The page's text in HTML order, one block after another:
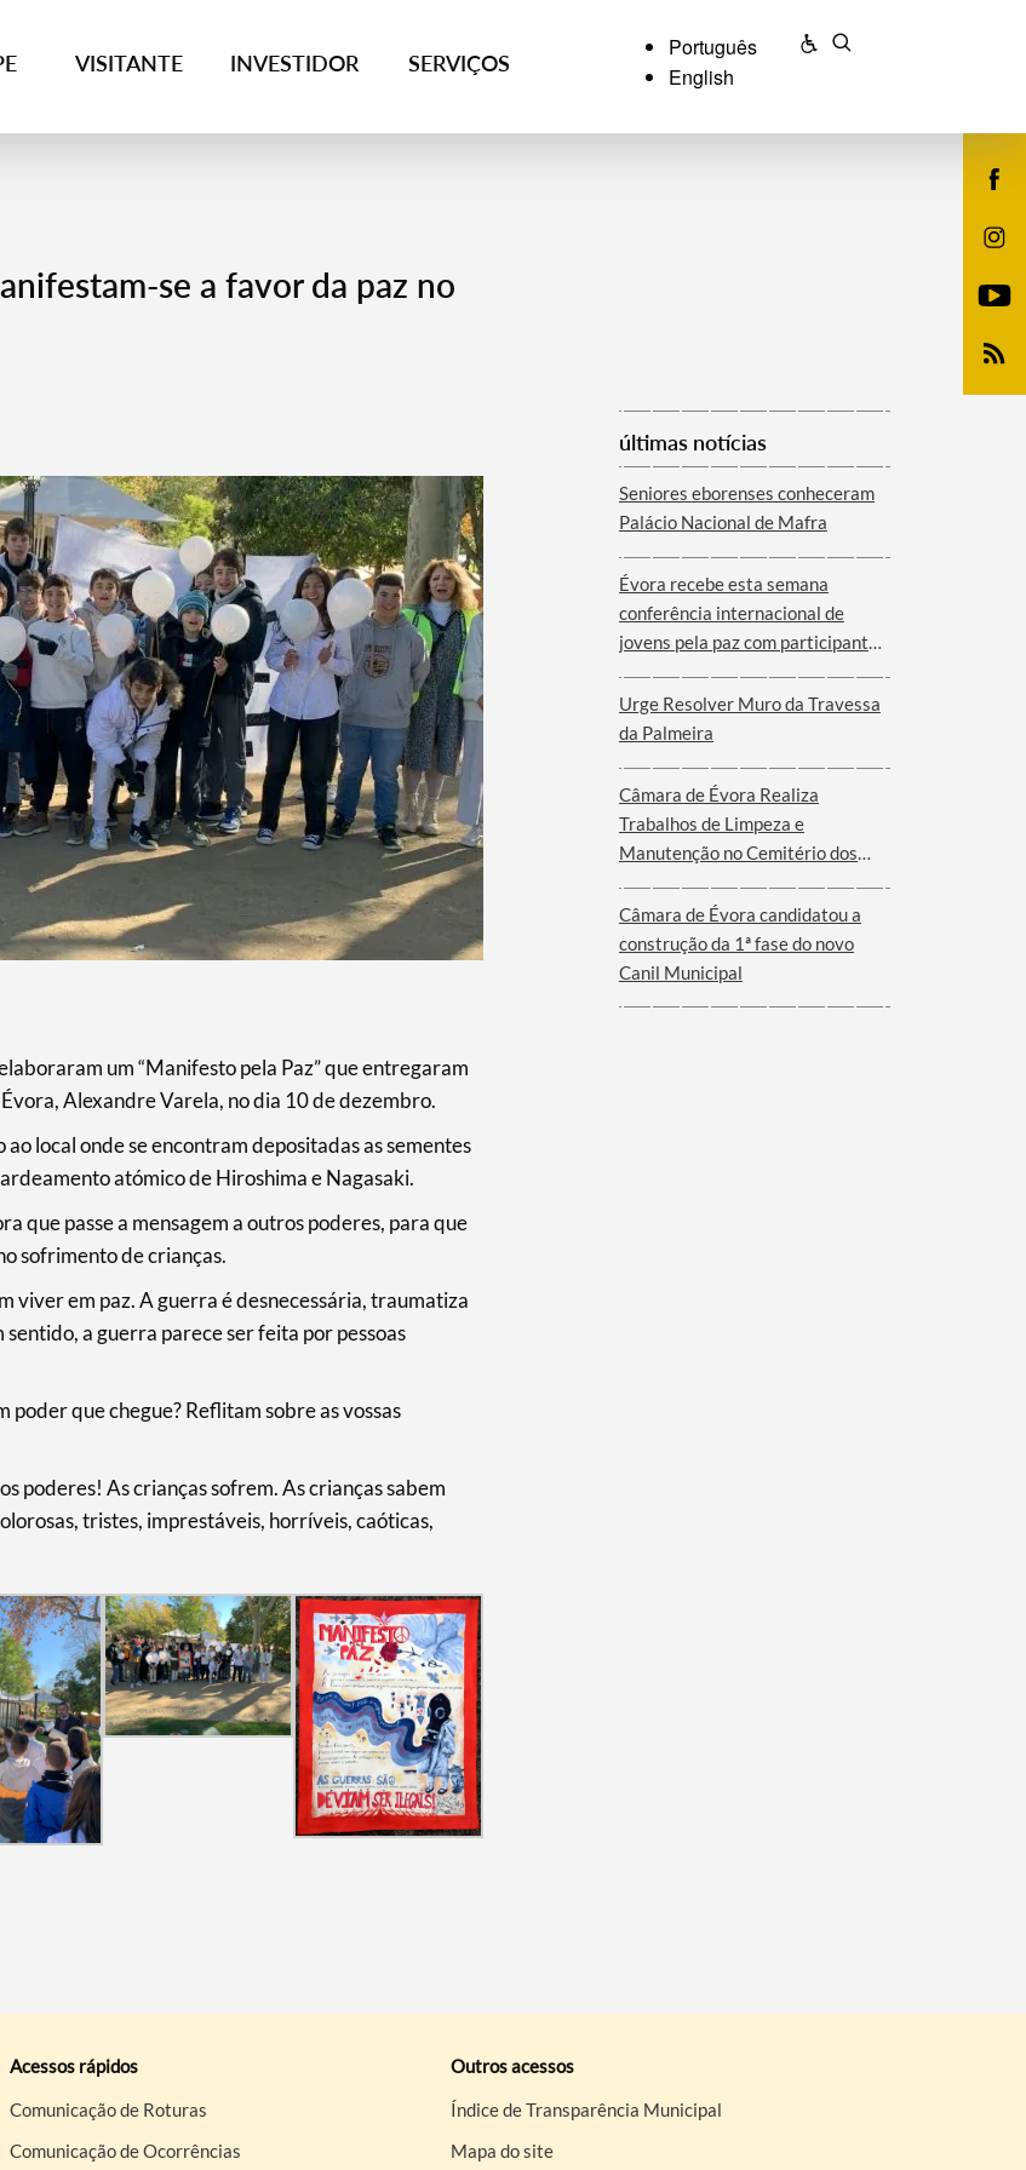
VISITANTE INVESTIDOR SERVIÇOS
Português
English
se a favor da paz no
um “Manifesto pela Paz” que entregaram
Alexandre Varela, no dia 10 de dezembro.
local onde se encontram depositadas as sementes
atómico de Hiroshima e Nagasaki.
que passe a mensagem a outros poderes, para que
sofrimento de crianças.
viver em paz. A guerra é desnecessária, traumatiza
a guerra parece ser feita por pessoas
poder que chegue? Reflitam sobre as vossas
poderes! As crianças sofrem. As crianças sabem
tristes, imprestáveis, horríveis, caóticas,
últimas notícias
Seniores eborenses conheceram
Palácio Nacional de Mafra
Évora recebe esta semana
conferência internacional de
jovens pela paz com participantes
Urge Resolver Muro da Travessa
da Palmeira
Câmara de Évora Realiza
Trabalhos de Limpeza e
Manutenção no Cemitério dos
Câmara de Évora candidatou a
construção da 1ª fase do novo
Canil Municipal
Acessos rápidos
Comunicação de Roturas
Comunicação de Ocorrências
Outros acessos
Índice de Transparência Municipal
Mapa do site